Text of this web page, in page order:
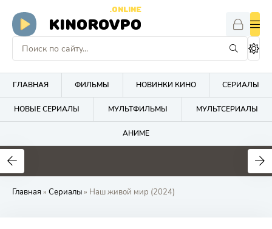
KINOROVPO
.ONLINE
ГЛАВНАЯ ФИЛЬМЫ НОВИНКИ КИНО СЕРИАЛЫ
НОВЫЕ СЕРИАЛЫ МУЛЬТФИЛЬМЫ МУЛЬТСЕРИАЛЫ
АНИМЕ
Главная » Сериалы» Наш живой мир (2024)